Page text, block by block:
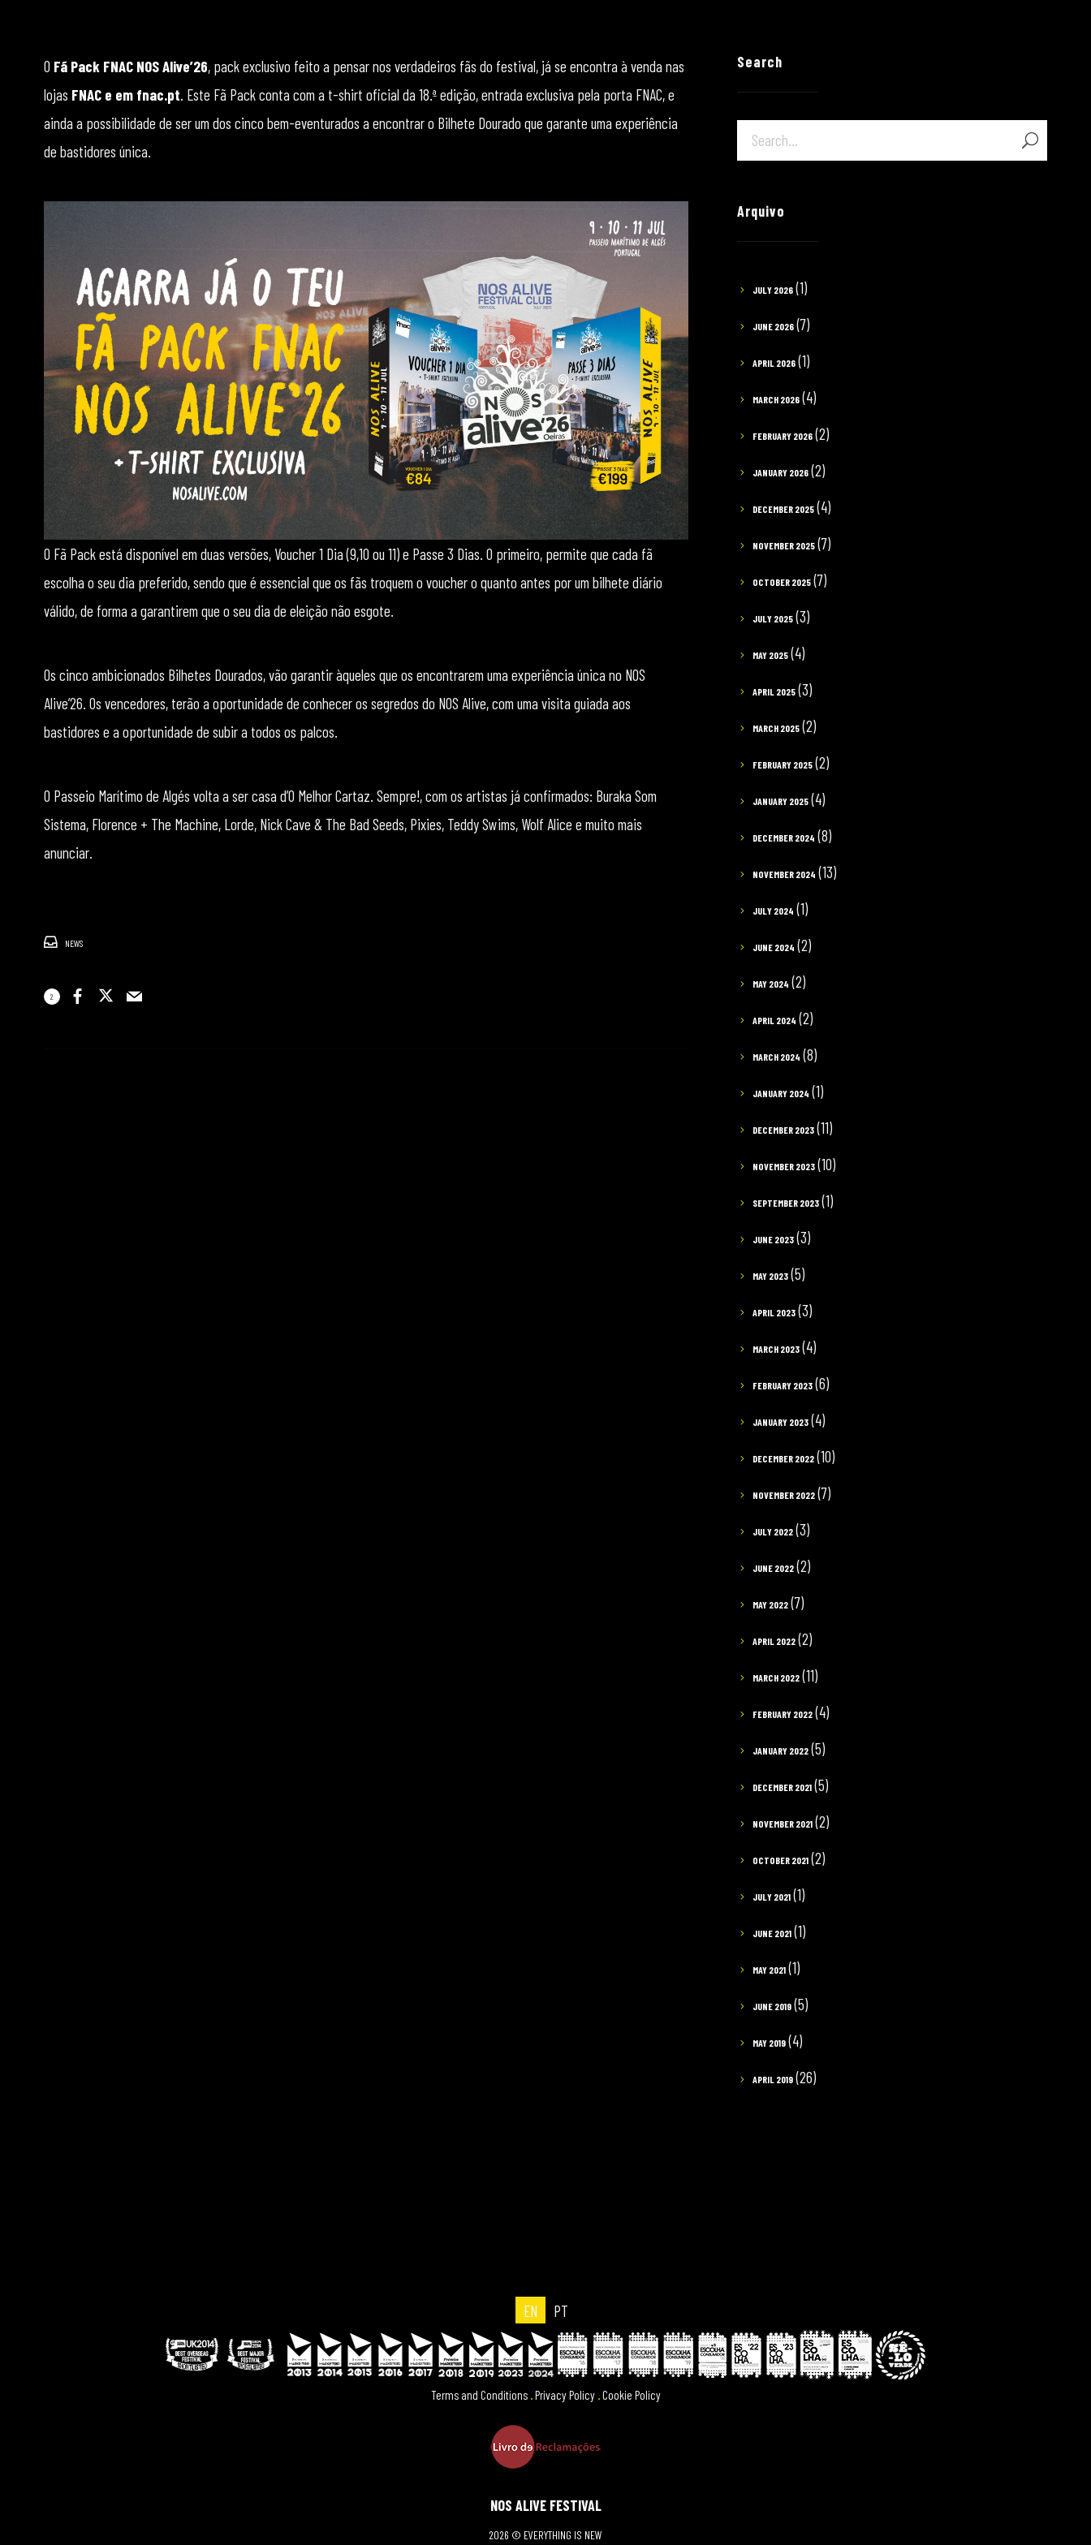
O Fã Pack FNAC NOS Alive’26, pack exclusivo feito a pensar nos verdadeiros fãs do festival, já se encontra à venda nas
lojas FNAC e em fnac.pt. Este Fã Pack conta com a t-shirt oficial da 18.ª edição, entrada exclusiva pela porta FNAC, e
ainda a possibilidade de ser um dos cinco bem-eventurados a encontrar o Bilhete Dourado que garante uma experiência
de bastidores única.
O Fã Pack está disponível em duas versões, Voucher 1 Dia (9,10 ou 11) e Passe 3 Dias. O primeiro, permite que cada fã
escolha o seu dia preferido, sendo que é essencial que os fãs troquem o voucher o quanto antes por um bilhete diário
válido, de forma a garantirem que o seu dia de eleição não esgote.
Os cinco ambicionados Bilhetes Dourados, vão garantir àqueles que os encontrarem uma experiência única no NOS
Alive’26. Os vencedores, terão a oportunidade de conhecer os segredos do NOS Alive, com uma visita guiada aos
bastidores e a oportunidade de subir a todos os palcos.
O Passeio Marítimo de Algés volta a ser casa d’O Melhor Cartaz. Sempre!, com os artistas já confirmados: Buraka Som
Sistema, Florence + The Machine, Lorde, Nick Cave & The Bad Seeds, Pixies, Teddy Swims, Wolf Alice e muito mais
anunciar.
NEWS
2
Search
Arquivo
JULY 2026 (1)
JUNE 2026 (7)
APRIL 2026 (1)
MARCH 2026 (4)
FEBRUARY 2026 (2)
JANUARY 2026 (2)
DECEMBER 2025 (4)
NOVEMBER 2025 (7)
OCTOBER 2025 (7)
JULY 2025 (3)
MAY 2025 (4)
APRIL 2025 (3)
MARCH 2025 (2)
FEBRUARY 2025 (2)
JANUARY 2025 (4)
DECEMBER 2024 (8)
NOVEMBER 2024 (13)
JULY 2024 (1)
JUNE 2024 (2)
MAY 2024 (2)
APRIL 2024 (2)
MARCH 2024 (8)
JANUARY 2024 (1)
DECEMBER 2023 (11)
NOVEMBER 2023 (10)
SEPTEMBER 2023 (1)
JUNE 2023 (3)
MAY 2023 (5)
APRIL 2023 (3)
MARCH 2023 (4)
FEBRUARY 2023 (6)
JANUARY 2023 (4)
DECEMBER 2022 (10)
NOVEMBER 2022 (7)
JULY 2022 (3)
JUNE 2022 (2)
MAY 2022 (7)
APRIL 2022 (2)
MARCH 2022 (11)
FEBRUARY 2022 (4)
JANUARY 2022 (5)
DECEMBER 2021 (5)
NOVEMBER 2021 (2)
OCTOBER 2021 (2)
JULY 2021 (1)
JUNE 2021 (1)
MAY 2021 (1)
JUNE 2019 (5)
MAY 2019 (4)
APRIL 2019 (26)
EN PT
Terms and Conditions .Privacy Policy .Cookie Policy
NOS ALIVE FESTIVAL
2026 © EVERYTHING IS NEW